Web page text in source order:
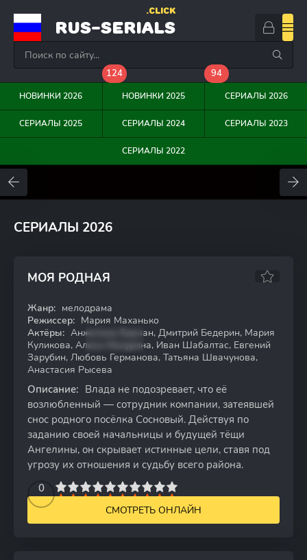
RUS-SERIALS
.CLICK
НОВИНКИ 2026
124
НОВИНКИ 2025
94
СЕРИАЛЫ 2026
СЕРИАЛЫ 2025 СЕРИАЛЫ 2024 СЕРИАЛЫ 2023
СЕРИАЛЫ 2022
0
СЕРИАЛЫ 2026
МОЯ РОДНАЯ
WEB-DL
Жанр: мелодрама
Режиссер: Мария Маханько
Актёры: Анжелика Барчан, Дмитрий Бедерин, Мария
Куликова, Алиса Мазурина, Иван Шабалтас, Евгений
Зарубин, Любовь Германова, Татьяна Швачунова,
Анастасия Рысева
Описание: Влада не подозревает, что её
возлюбленный — сотрудник компании, затеявшей
снос родного посёлка Сосновый. Действуя по
заданию своей начальницы и будущей тёщи
Ангелины, он скрывает истинные цели, ставя под
угрозу их отношения и судьбу всего района.
0
5 7 8 9 10
СМОТРЕТЬ ОНЛАЙН